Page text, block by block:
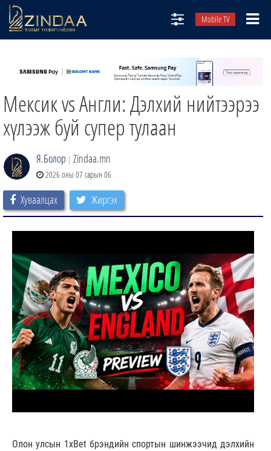
Mobile TV
ТВ8
ӨГЛӨӨНИЙ СОНИН
АУДИО ЗОХИОЛ
ЗИНДАА СЭТГҮҮЛ
Мексик vs Англи: Дэлхий нийтээрээ
хүлээж буй супер тулаан
Я.Болор | Zindaa.mn
2026 оны 07 сарын 06
Хуваалцах Жиргэх
Олон улсын 1xBet брэндийн спортын шинжээчид дэлхийн